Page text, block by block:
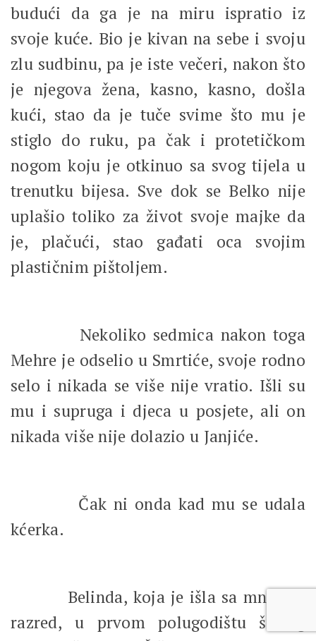
budući da ga je na miru ispratio iz
svoje kuće. Bio je kivan na sebe i svoju
zlu sudbinu, pa je iste večeri, nakon što
je njegova žena, kasno, kasno, došla
kući, stao da je tuče svime što mu je
stiglo do ruku, pa čak i protetičkom
nogom koju je otkinuo sa svog tijela u
trenutku bijesa. Sve dok se Belko nije
uplašio toliko za život svoje majke da
je, plačući, stao gađati oca svojim
plastičnim pištoljem.
Nekoliko sedmica nakon toga
Mehre je odselio u Smrtiće, svoje rodno
selo i nikada se više nije vratio. Išli su
mu i supruga i djeca u posjete, ali on
nikada više nije dolazio u Janjiće.
Čak ni onda kad mu se udala
kćerka.
Belinda, koja je išla sa mnom u
razred, u prvom polugodištu šestog